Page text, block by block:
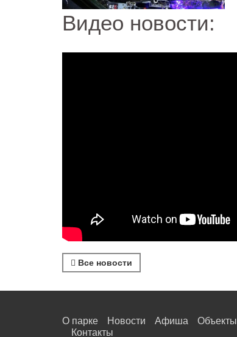
Видео новости:
Все новости
О парке Новости Афиша Объекты
Контакты